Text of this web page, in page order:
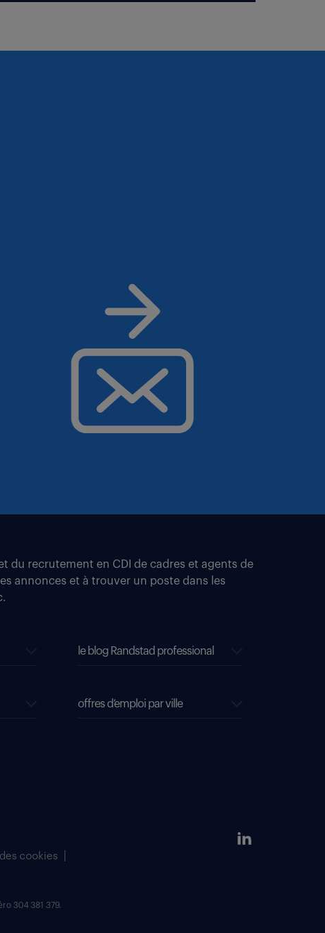
du recrutement en CDI de cadres et agents de
annonces et à trouver un poste dans les
le blog Randstad professional
offres d’emploi par ville
cookies
304 381 379.